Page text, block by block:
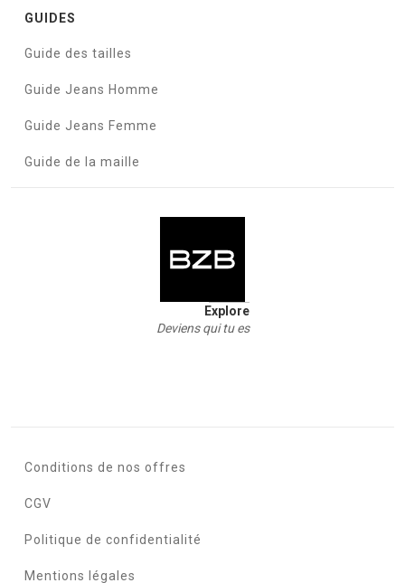
GUIDES
Guide des tailles
Guide Jeans Homme
Guide Jeans Femme
Guide de la maille
Explore
Deviens qui tu es
Conditions de nos offres
CGV
Politique de confidentialité
Mentions légales